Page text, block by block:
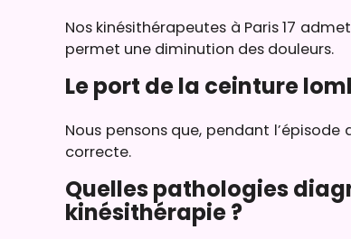
Nos kinésithérapeutes à Paris 17
permet une diminution des douleurs.
Le port de la ceinture
Nous pensons que, pendant
correcte.
Quelles pathologies
kinésithérapie ?